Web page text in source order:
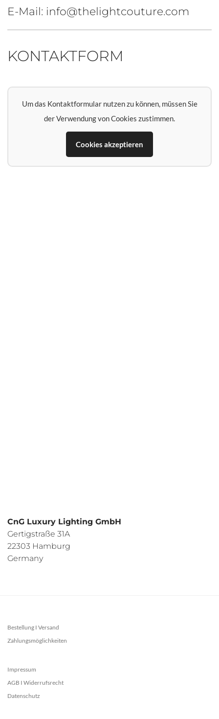
E-Mail: info@thelightcouture.com
KONTAKTFORM
Um das Kontaktformular nutzen zu können, müssen Sie
der Verwendung von Cookies zustimmen.
Cookies akzeptieren
CnG Luxury Lighting GmbH
Gertigstraße 31A
22303 Hamburg
Germany
Bestellung I Versand
Zahlungsmöglichkeiten
Impressum
AGB I Widerrufsrecht
Datenschutz